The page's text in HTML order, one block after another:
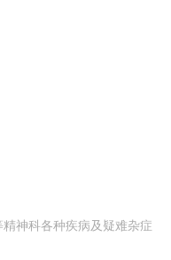
神科各种疾病及疑难杂症